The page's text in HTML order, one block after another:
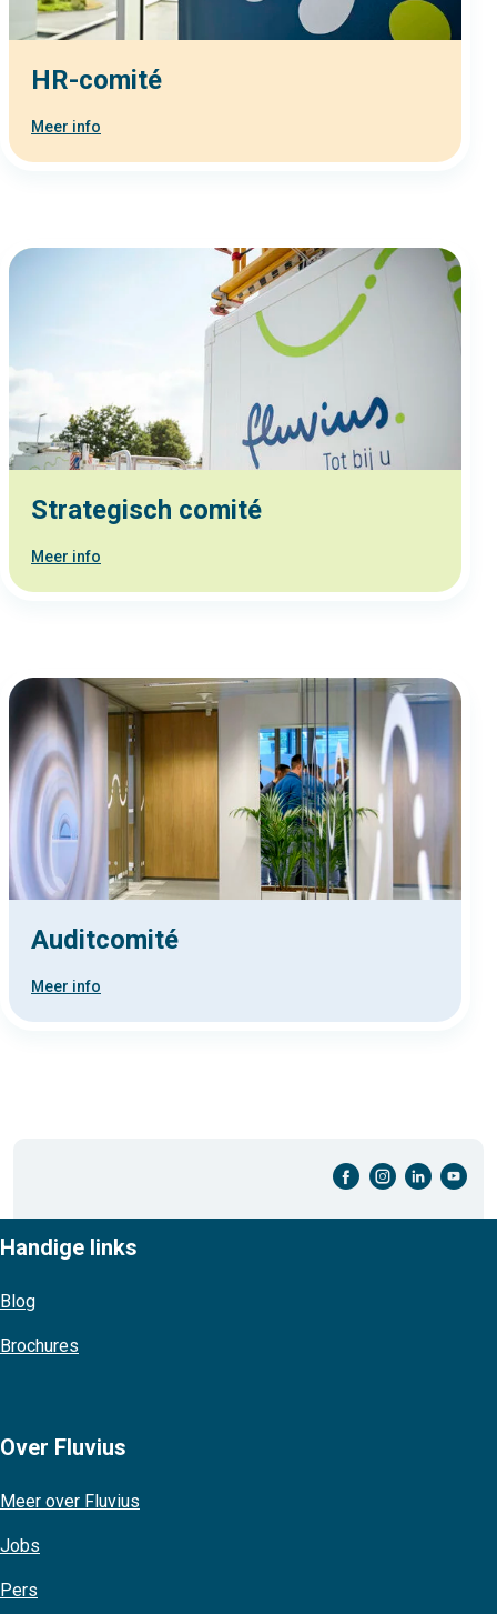
HR-comité
Meer info
Strategisch comité
Meer info
Auditcomité
Meer info
facebook-cirkel instagram-cirkel linkedin-cirkel youtube-cirkel
Handige links
Blog
Brochures
Over Fluvius
Meer over Fluvius
Jobs
Pers